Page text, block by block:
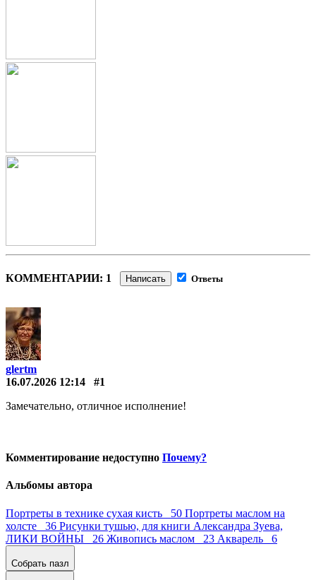
КОММЕНТАРИИ: 1 Написать Ответы
glertm
16.07.2026 12:14
#1
Замечательно, отличное исполнение!
Комментирование недоступно Почему?
Альбомы автора
Портреты в технике сухая кисть 50 Портреты маслом на
холсте 36 Рисунки тушью, для книги Александра Зуева,
ЛИКИ ВОЙНЫ 26 Живопись маслом 23 Акварель 6
Собрать пазл